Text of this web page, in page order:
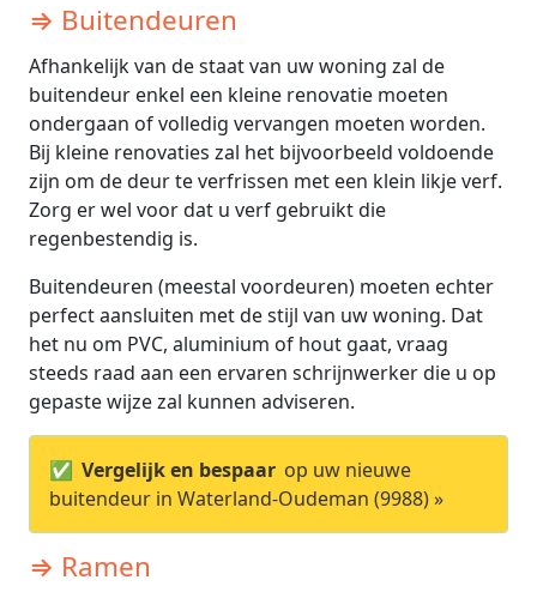
⇒ Buitendeuren
Afhankelijk van de staat van uw woning zal de
buitendeur enkel een kleine renovatie moeten
ondergaan of volledig vervangen moeten worden.
Bij kleine renovaties zal het bijvoorbeeld voldoende
zijn om de deur te verfrissen met een klein likje verf.
Zorg er wel voor dat u verf gebruikt die
regenbestendig is.
Buitendeuren (meestal voordeuren) moeten echter
perfect aansluiten met de stijl van uw woning. Dat
het nu om PVC, aluminium of hout gaat, vraag
steeds raad aan een ervaren schrijnwerker die u op
gepaste wijze zal kunnen adviseren.
✅ Vergelijk en bespaar op uw nieuwe
buitendeur in Waterland-Oudeman (9988) »
⇒ Ramen